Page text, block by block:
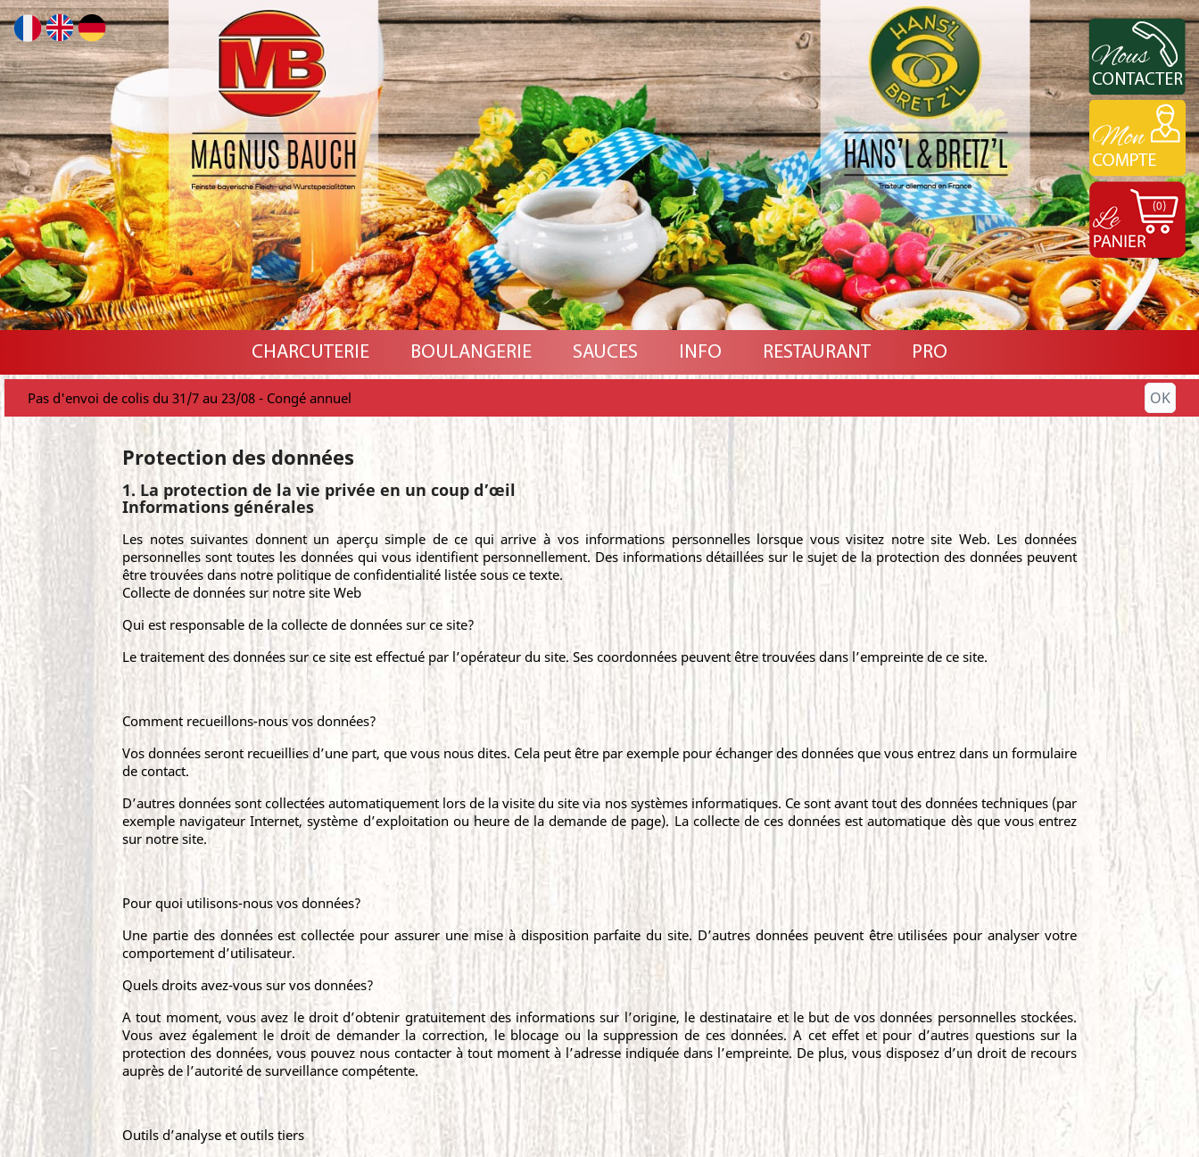
(0)
CHARCUTERIE BOULANGERIE SAUCES INFO RESTAURANT PRO
Pas d'envoi de colis du 31/7 au 23/08 - Congé annuel OK
Protection des données
1. La protection de la vie privée en un coup d’œil
Informations générales
Les notes suivantes donnent un aperçu simple de ce qui arrive à vos informations personnelles lorsque vous visitez notre site Web. Les données
personnelles sont toutes les données qui vous identifient personnellement. Des informations détaillées sur le sujet de la protection des données peuvent
être trouvées dans notre politique de confidentialité listée sous ce texte.
Collecte de données sur notre site Web
Qui est responsable de la collecte de données sur ce site?
Le traitement des données sur ce site est effectué par l’opérateur du site. Ses coordonnées peuvent être trouvées dans l’empreinte de ce site.
Comment recueillons-nous vos données?
Vos données seront recueillies d’une part, que vous nous dites. Cela peut être par exemple pour échanger des données que vous entrez dans un formulaire
de contact.
D’autres données sont collectées automatiquement lors de la visite du site via nos systèmes informatiques. Ce sont avant tout des données techniques (par
exemple navigateur Internet, système d’exploitation ou heure de la demande de page). La collecte de ces données est automatique dès que vous entrez
sur notre site.
Pour quoi utilisons-nous vos données?
Une partie des données est collectée pour assurer une mise à disposition parfaite du site. D’autres données peuvent être utilisées pour analyser votre
comportement d’utilisateur.
Quels droits avez-vous sur vos données?
A tout moment, vous avez le droit d’obtenir gratuitement des informations sur l’origine, le destinataire et le but de vos données personnelles stockées.
Vous avez également le droit de demander la correction, le blocage ou la suppression de ces données. A cet effet et pour d’autres questions sur la
protection des données, vous pouvez nous contacter à tout moment à l’adresse indiquée dans l’empreinte. De plus, vous disposez d’un droit de recours
auprès de l’autorité de surveillance compétente.
Outils d’analyse et outils tiers